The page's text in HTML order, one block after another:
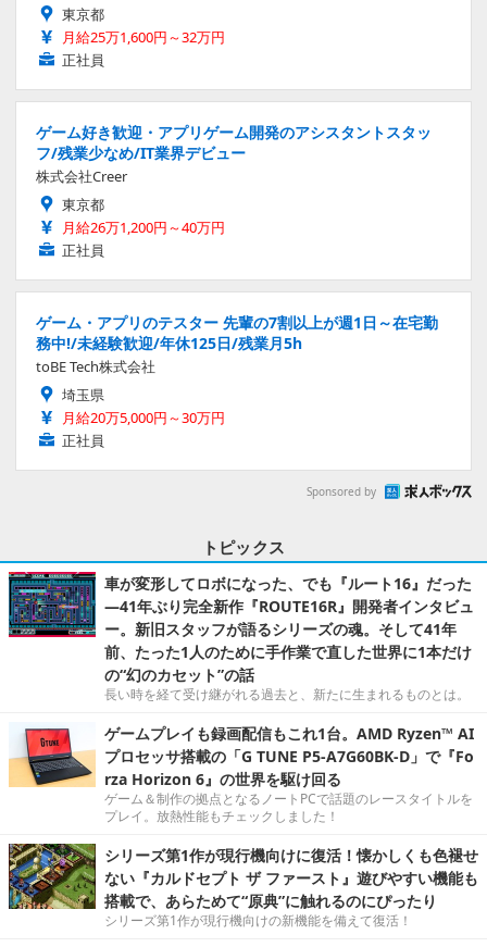
東京都
月給25万1,600円～32万円
正社員
ゲーム好き歓迎・アプリゲーム開発のアシスタントスタッ
フ/残業少なめ/IT業界デビュー
株式会社Creer
東京都
月給26万1,200円～40万円
正社員
ゲーム・アプリのテスター 先輩の7割以上が週1日～在宅勤
務中!/未経験歓迎/年休125日/残業月5h
toBE Tech株式会社
埼玉県
月給20万5,000円～30万円
正社員
Sponsored by
トピックス
車が変形してロボになった、でも『ルート16』だった
―41年ぶり完全新作『ROUTE16R』開発者インタビュ
ー。新旧スタッフが語るシリーズの魂。そして41年
前、たった1人のために手作業で直した世界に1本だけ
の“幻のカセット”の話
長い時を経て受け継がれる過去と、新たに生まれるものとは。
ゲームプレイも録画配信もこれ1台。AMD Ryzen™ AI
プロセッサ搭載の「G TUNE P5-A7G60BK-D」で『Fo
rza Horizon 6』の世界を駆け回る
ゲーム＆制作の拠点となるノートPCで話題のレースタイトルを
プレイ。放熱性能もチェックしました！
シリーズ第1作が現行機向けに復活！懐かしくも色褪せ
ない『カルドセプト ザ ファースト』遊びやすい機能も
搭載で、あらためて“原典”に触れるのにぴったり
シリーズ第1作が現行機向けの新機能を備えて復活！